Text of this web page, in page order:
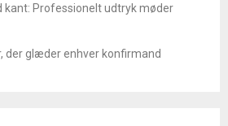
kant: Professionelt udtryk møder
der glæder enhver konfirmand